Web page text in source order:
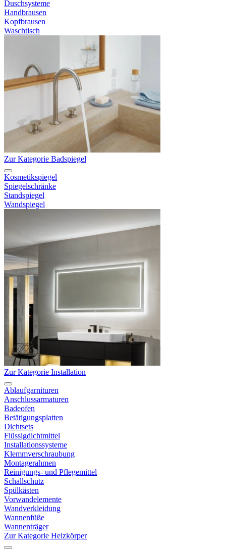
Duschsysteme
Handbrausen
Kopfbrausen
Waschtisch
Zur Kategorie Badspiegel
Kosmetikspiegel
Spiegelschränke
Standspiegel
Wandspiegel
Zur Kategorie Installation
Ablaufgarnituren
Anschlussarmaturen
Badeofen
Betätigungsplatten
Dichtsets
Flüssigdichtmittel
Installationssysteme
Klemmverschraubung
Montagerahmen
Reinigungs- und Pflegemittel
Schallschutz
Spülkästen
Vorwandelemente
Wandverkleidung
Wannenfüße
Wannenträger
Zur Kategorie Heizkörper